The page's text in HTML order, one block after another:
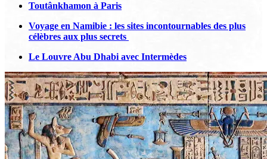
Toutânkhamon à Paris
Voyage en Namibie : les sites incontournables des plus
célèbres aux plus secrets
Le Louvre Abu Dhabi avec Intermèdes